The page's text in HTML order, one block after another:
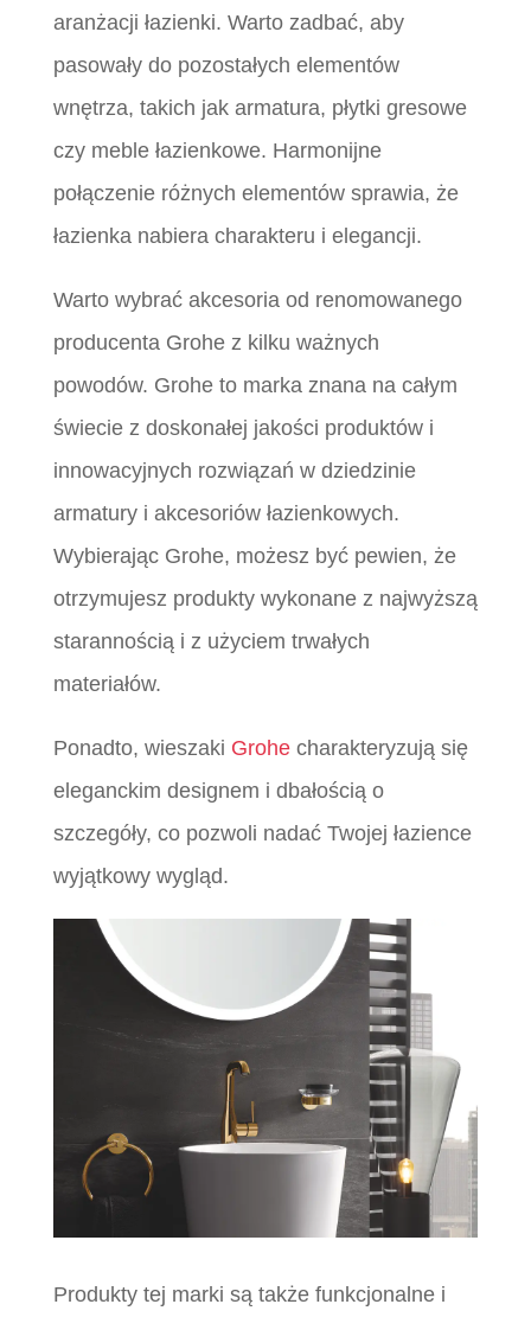
aranżacji łazienki. Warto zadbać, aby
pasowały do pozostałych elementów
wnętrza, takich jak armatura, płytki gresowe
czy meble łazienkowe. Harmonijne
połączenie różnych elementów sprawia, że
łazienka nabiera charakteru i elegancji.
Warto wybrać akcesoria od renomowanego
producenta Grohe z kilku ważnych
powodów. Grohe to marka znana na całym
świecie z doskonałej jakości produktów i
innowacyjnych rozwiązań w dziedzinie
armatury i akcesoriów łazienkowych.
Wybierając Grohe, możesz być pewien, że
otrzymujesz produkty wykonane z najwyższą
starannością i z użyciem trwałych
materiałów.
Ponadto, wieszaki Grohecharakteryzują się
eleganckim designem i dbałością o
szczegóły, co pozwoli nadać Twojej łazience
wyjątkowy wygląd.
Produkty tej marki są także funkcjonalne i